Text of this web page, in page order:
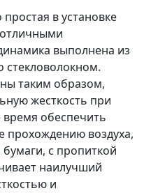
простая в установке
отличными
выполнена из
стекловолокном.
таким образом,
жесткость при
время обеспечить
прохождению воздуха,
с пропиткой
наилучший
и